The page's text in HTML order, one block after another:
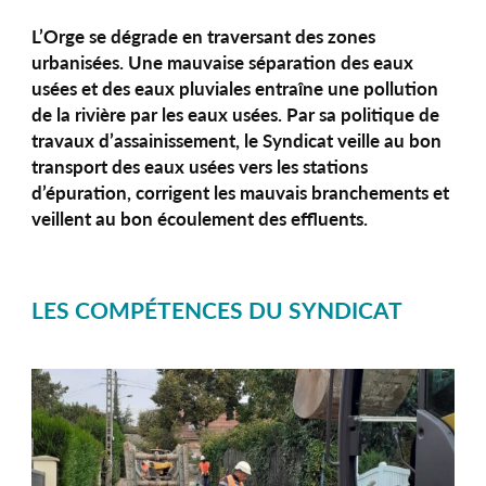
L’Orge se dégrade en traversant des zones
urbanisées. Une mauvaise séparation des eaux
usées et des eaux pluviales entraîne une pollution
de la rivière par les eaux usées. Par sa politique de
travaux d’assainissement, le Syndicat veille au bon
transport des eaux usées vers les stations
d’épuration, corrigent les mauvais branchements et
veillent au bon écoulement des effluents.
LES COMPÉTENCES DU SYNDICAT